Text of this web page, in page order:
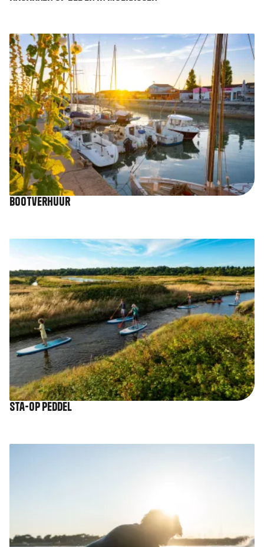
Afbeelding
Bootverhuur
Afbeelding
Sta-op peddel
Afbeelding